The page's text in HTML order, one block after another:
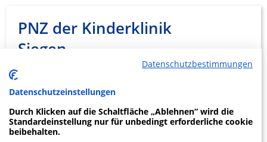
PNZ der Kinderklinik
Siegen
Datenschutzbestimmungen
Datenschutzeinstellungen
Durch Klicken auf die Schaltfläche „Ablehnen“ wird die
Standardeinstellung nur für unbedingt erforderliche cookie
beibehalten.